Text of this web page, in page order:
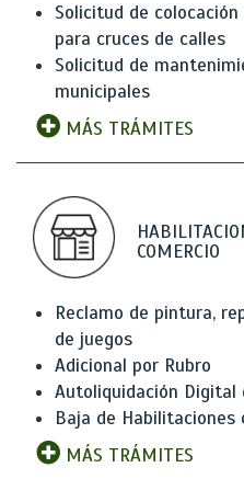
Solicitud de
para cruces de calles
Solicitud de
municipales
MÁS TRÁMITES
COMERCIO
Reclamo de pintura,
de juegos
Adicional por Rubro
Autoliquidación Digital
Baja de Habilitaciones
MÁS TRÁMITES